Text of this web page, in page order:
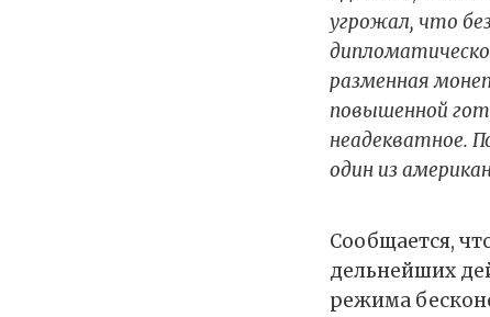
угрожал, что
разменная
повышенной
неадекватное.
один из
Сообщается,
дельнейших
режима